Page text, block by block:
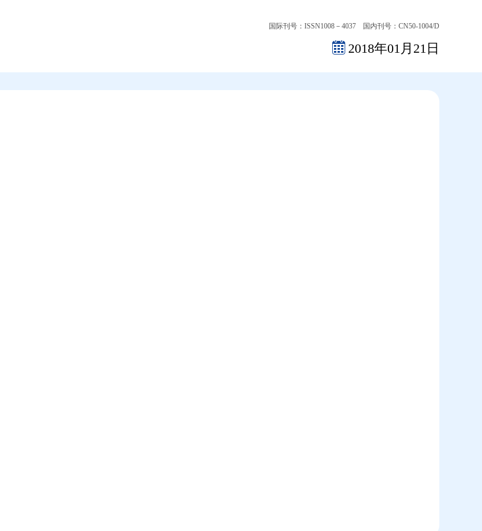
国际刊号：ISSN1008－4037 国内刊号：CN50-1004/D
2018年01月21日